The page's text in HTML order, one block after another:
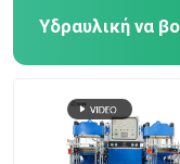
Υδραυλική να